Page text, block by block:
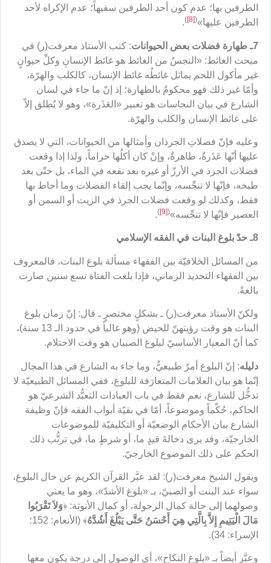
الطرفين بها؛ عدم كون أحد الطرفين سفيهاً؛ عدم الإكراه لأحد
الطرفين عليها»(
[8]
)
.
7ـ طهارة فضلات بعض الحيوانات
: كتب الأستاذ معرفت(ر) في
مبحث الغائط: «النجسُ من الغائط هو غائط الإنسانِ وكلِّ حيوانٍ
غير مأكول اللحم يماثل غائطُه غائط الإنسان، كالكلب والهرّة،
وأمّا غير ذلك فهو محكومٌ بالطهارة؛ إذ إنّ ما جاء في لسان
الشارع في بيان النجاسات هو تعبير «العَذَرة»، وهو لا يُطلق إلاّ
على غائط الإنسان والكلب والهرّة.
وعليه فإنّ فضلاتِ الجرذان وأمثالها من الحيوانات، التي لا يصدق
عليها أنّها عَذَرةٌ، طاهرةٌ، وإنْ كان أكلُها حراماً، ولذا إذا وقعت
فضلات الجرذ في الأرزّ أو غيره بعد نقعه في الماء، بل حتّى بعد
طبخه، فإنّها لا تنجِّسه، وإنّما يجب إلقاء الفضلات وما أحاط بها
فقط، وكذلك لو وقعت فضلات الجرذ في الزيت أو السمن أو
العصير فإنّها لا تنجِّسه»(
[9]
)
.
8ـ حدّ بلوغ البنات في الفقه الإسلامي
من المسائل الخلافيّة بين الفقهاء مسألة بلوغ البنات، فالمعروف
بين الفقهاء التحديد الزماني، فإذا بلغت الفتاة تسع سنين صارت
بالغةً.
ولكنّ الأستاذ معرفت(ر) ـ بشكلٍ مختصرٍ ـ قال: إنّ زمان بلوغ
البنات هو وقت رؤيتهنّ للحيض (وهو غالباً في حدود الـ 13 سنة)،
كما أنّ المعيار الأساسيّ لبلوغ الصبيان هو وقت الاحتلام.
دليله: إنّ البلوغ أمرٌ طبيعيٌّ، وما جاء به الشارع في هذا المجال
إنّما هو بيان العلامات المتعارَفة للبلوغ، ففي المسائل الطبيعيّة لا
تدخُّل للشارع، نعم فقط في باب العبادات التعبُّد الشرعيّ هو
الحاكم، حُكْماً وموضوعاً، أمّا في بقيّة أبواب الفقه فإنّ وظيفة
الشارع بيان الأحكام الوضعيّة أو التكليفيّة للموضوعات
الخارجيّة، وقد يرى دخالةَ قيدٍ ما، أو شرطٍ ما، في ترتُّب ذلك
الحكم على ذلك الموضوع الخارجيّ.
ويقول الشيخ معرفت(ر): لقد عبَّر القرآن الكريم عن حال البلوغ،
سواء عند البنت أو الصبيّ، بـ «بلوغ الأشدّ»، وهو ما يعني
وصولهما إلى حالة كمال الرجولة، أو كمال الأنوثة: ﴿وَلاَ تَقْرَبُوا
مَالَ الْيَتِيمِ إِلاَّ بِالَّتِي هِيَ أَحْسَنُ حَتَّى يَبْلُغَ أَشُدَّهُ
﴾ (الأنعام: 152؛
الإسراء: 34).
وعبَّر أيضاً بـ «بلوغ النكاح»، أي الوصول إلى درجة يكون معها